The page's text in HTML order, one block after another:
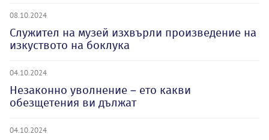
08.10.2024
Служител на музей изхвърли произведение на
изкуството на боклука
04.10.2024
Незаконно уволнение – ето какви
обезщетения ви дължат
04.10.2024